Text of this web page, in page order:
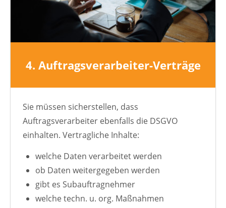
4. Auftragsverarbeiter-Verträge
Sie müssen sicherstellen, dass
Auftragsverarbeiter ebenfalls die DSGVO
einhalten. Vertragliche Inhalte:
welche Daten verarbeitet werden
ob Daten weitergegeben werden
gibt es Subauftragnehmer
welche techn. u. org. Maßnahmen